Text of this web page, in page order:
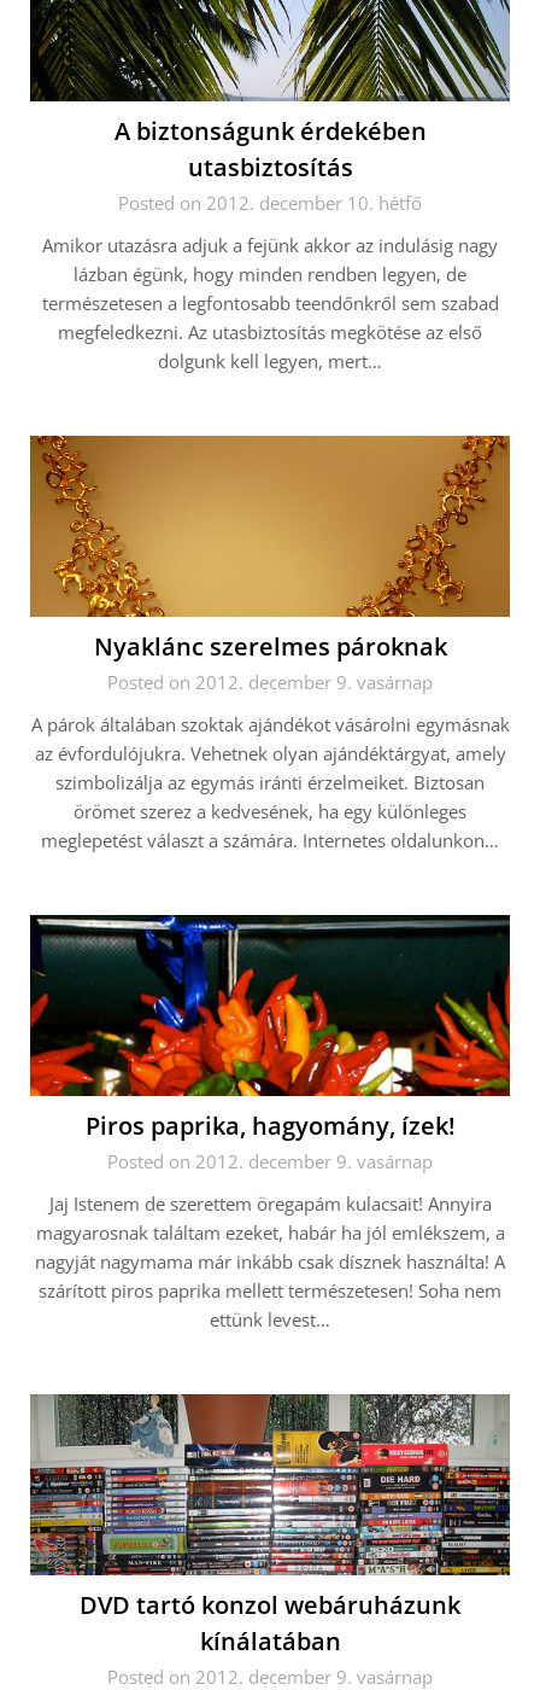
A biztonságunk érdekében
utasbiztosítás
Posted on 2012. december 10. hétfő
Amikor utazásra adjuk a fejünk akkor az indulásig nagy
lázban égünk, hogy minden rendben legyen, de
természetesen a legfontosabb teendőnkről sem szabad
megfeledkezni. Az utasbiztosítás megkötése az első
dolgunk kell legyen, mert…
Nyaklánc szerelmes pároknak
Posted on 2012. december 9. vasárnap
A párok általában szoktak ajándékot vásárolni egymásnak
az évfordulójukra. Vehetnek olyan ajándéktárgyat, amely
szimbolizálja az egymás iránti érzelmeiket. Biztosan
örömet szerez a kedvesének, ha egy különleges
meglepetést választ a számára. Internetes oldalunkon…
Piros paprika, hagyomány, ízek!
Posted on 2012. december 9. vasárnap
Jaj Istenem de szerettem öregapám kulacsait! Annyira
magyarosnak találtam ezeket, habár ha jól emlékszem, a
nagyját nagymama már inkább csak dísznek használta! A
szárított piros paprika mellett természetesen! Soha nem
ettünk levest…
DVD tartó konzol webáruházunk
kínálatában
Posted on 2012. december 9. vasárnap